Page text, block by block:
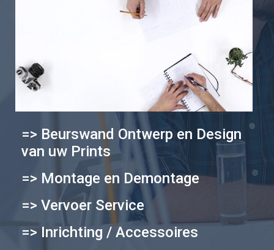
=> Beurswand Ontwerp en Design
van uw Prints
=> Montage en Demontage
=> Vervoer Service
=> Inrichting / Accessoires